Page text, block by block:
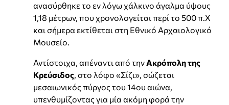
ανασύρθηκε το εν λόγω χάλκινο άγαλμα ύψους
1,18 μέτρων, που χρονολογείται περί το 500 π.Χ
και σήμερα εκτίθεται στη Εθνικό Αρχαιολογικό
Μουσείο.
Αντίστοιχα, απέναντι από τηνΑκρόπολη της
Κρεύσιδος, στο λόφο «Σίζι», σώζεται
μεσαιωνικός πύργος του 14ου αιώνα,
υπενθυμίζοντας για μία ακόμη φορά την